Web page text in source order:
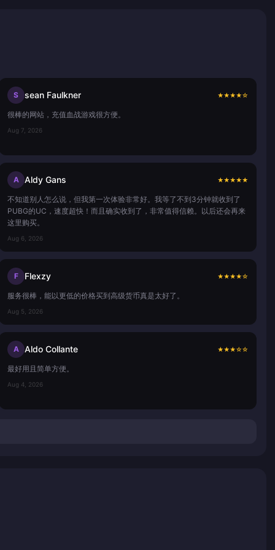
S sean Faulkner ★★★★☆
很棒的网站，充值血战游戏很方便。
Aug 7, 2026
A Aldy Gans ★★★★★
不知道别人怎么说，但我第一次体验非常好。我等了不到3分钟就收到了
PUBG的UC，速度超快！而且确实收到了，非常值得信赖。以后还会再来
这里购买。
Aug 6, 2026
F Flexzy ★★★★☆
服务很棒，能以更低的价格买到高级货币真是太好了。
Aug 5, 2026
A Aldo Collante ★★★☆☆
最好用且简单方便。
Aug 4, 2026